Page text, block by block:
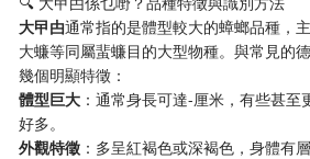
​大曱甴​通常指的是體型較大的蟑螂品種，
大蠊等同屬蜚蠊目的大型物種。與常見的
幾個明顯特徵：
​體型巨大​ ：通常身長可達-厘米，有些甚
好多。
​外觀特徵​ ：多呈紅褐色或深褐色，身體有